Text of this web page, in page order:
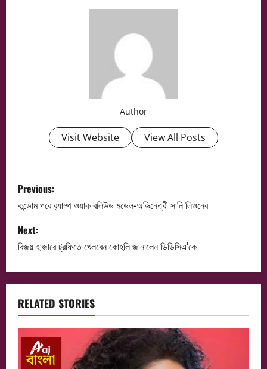
Author
Visit Website View All Posts
P
o
s
t
n
a
v
Previous:
কন্ডোম পরে র‍্যাম্প ওয়াক বলিউড মডেল-অভিনেত্রী সানি লিওনের
Next:
বিজয় হাজারে ট্রফিতে খেলবেন কোহলি জানালেন ডিডিসিএ’কে
RELATED STORIES